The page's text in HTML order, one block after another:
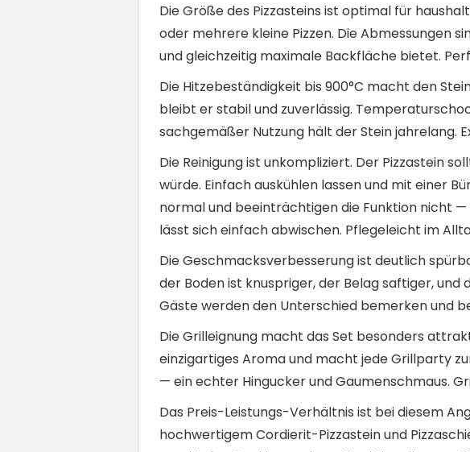
Die Größe des Pizzasteins ist optimal für
oder mehrere kleine Pizzen. Die Abmessungen
und gleichzeitig maximale Backfläche bietet.
Die Hitzebeständigkeit bis 900°C macht den
bleibt er stabil und zuverlässig.
sachgemäßer Nutzung hält der Stein jahrelang.
Die Reinigung ist unkompliziert. Der Pizzastein
würde. Einfach auskühlen lassen und mit einer
normal und beeinträchtigen die Funktion nicht —
lässt sich einfach abwischen. Pflegeleicht im
Die Geschmacksverbesserung ist deutlich
der Boden ist knuspriger, der Belag saftiger,
Gäste werden den Unterschied bemerken und
Die Grilleignung macht das Set besonders
einzigartiges Aroma und macht jede Grillparty
— ein echter Hingucker und Gaumenschmaus.
Das Preis-Leistungs-Verhältnis ist bei diesem
hochwertigem Cordierit-Pizzastein und